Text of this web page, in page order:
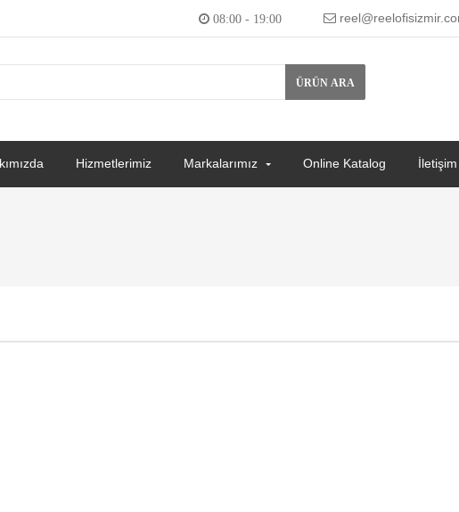
08:00 - 19:00
ÜRÜN ARA
Hizmetlerimiz Markalarımız Online Katalog İletişim